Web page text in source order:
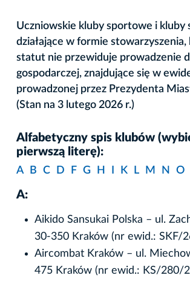
Uczniowskie kluby sportowe i kluby
działające w formie
statut nie przewiduje prowadzenie
gospodarczej, znajdujące się w
prowadzonej przez Prezydenta
(Stan na 3 lutego 2026 r.)
Alfabetyczny spis klubów
pierwszą literę):
A B C D F G H K L M N O
A:
Aikido Sansukai Polska – ul.
30-350 Kraków (nr ewid.: SKF/
Aircombat Kraków – ul.
475 Kraków (nr ewid.: KS/280/